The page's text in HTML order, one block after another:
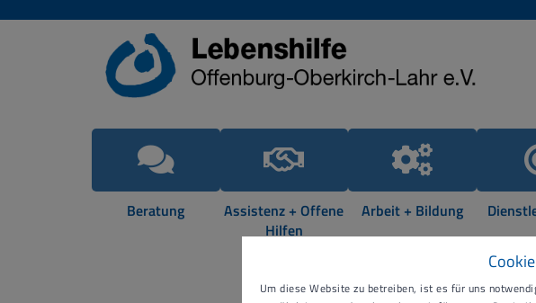
Beratung
Assistenz + Offene
Hilfen
Arbeit + Bildung
Um diese Website zu betreiben, ist es für uns